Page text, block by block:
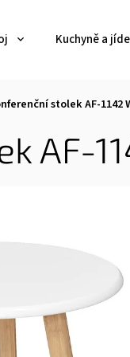
Kuchyně a
stolek AF-1142
AF-